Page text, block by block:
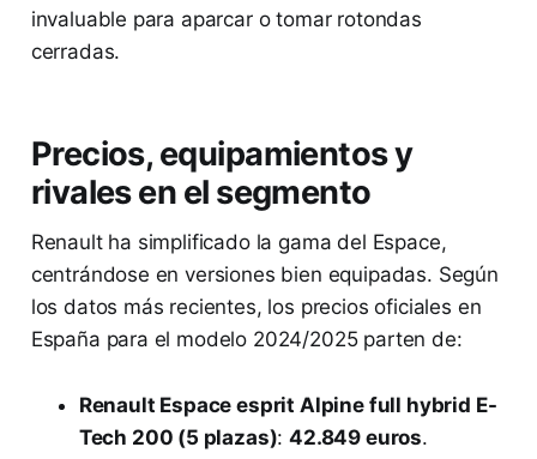
invaluable para aparcar o tomar rotondas
cerradas.
Precios, equipamientos y
rivales en el segmento
Renault ha simplificado la gama del Espace,
centrándose en versiones bien equipadas. Según
los datos más recientes, los precios oficiales en
España para el modelo 2024/2025 parten de:
Renault Espace esprit Alpine full hybrid E-
Tech 200 (5 plazas):42.849 euros.